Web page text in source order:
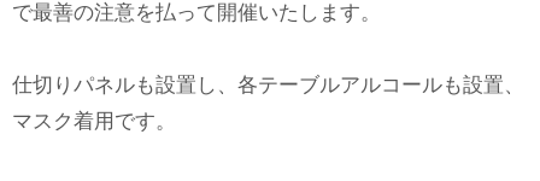
で最善の注意を払って開催いたします。
仕切りパネルも設置し、各テーブルアルコールも設置、
マスク着用です。